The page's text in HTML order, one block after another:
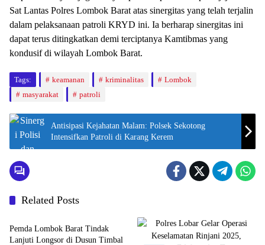
Sat Lantas Polres Lombok Barat atas sinergitas yang telah terjalin
dalam pelaksanaan patroli KRYD ini. Ia berharap sinergitas ini
dapat terus ditingkatkan demi terciptanya Kamtibmas yang
kondusif di wilayah Lombok Barat.
Tags: keamanan kriminalitas
Lombok
masyarakat
patroli
Antisipasi Kejahatan Malam: Polsek Sekotong
Intensifkan Patroli di Karang Kerem
Related Posts
Bali Nusra
Pemda Lombok Barat Tindak
Lanjuti Longsor di Dusun Timbal